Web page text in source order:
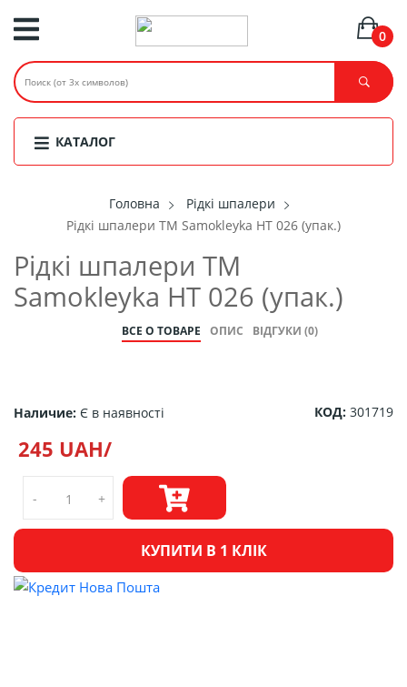
0
КАТАЛОГ
Головнa
Рідкі шпалери
Рідкі шпалери ТМ Samokleyka НТ 026 (упак.)
Рідкі шпалери ТМ
Samokleyka НТ 026 (упак.)
ВСЕ О ТОВАРЕ ОПИС ВІДГУКИ (0)
Наличие: Є в наявності КОД: 301719
245 UAH/
- +
КУПИТИ В 1 КЛІК